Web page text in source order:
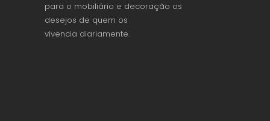
para o mobiliário e decoração os
desejos de quem os
vivencia diariamente.